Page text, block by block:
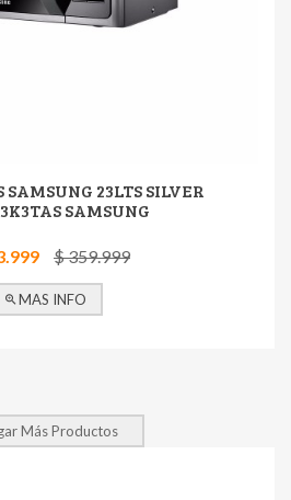
23LTS SILVER
SAMSUNG
$ 359.999
MAS INFO
Cargar Más Productos